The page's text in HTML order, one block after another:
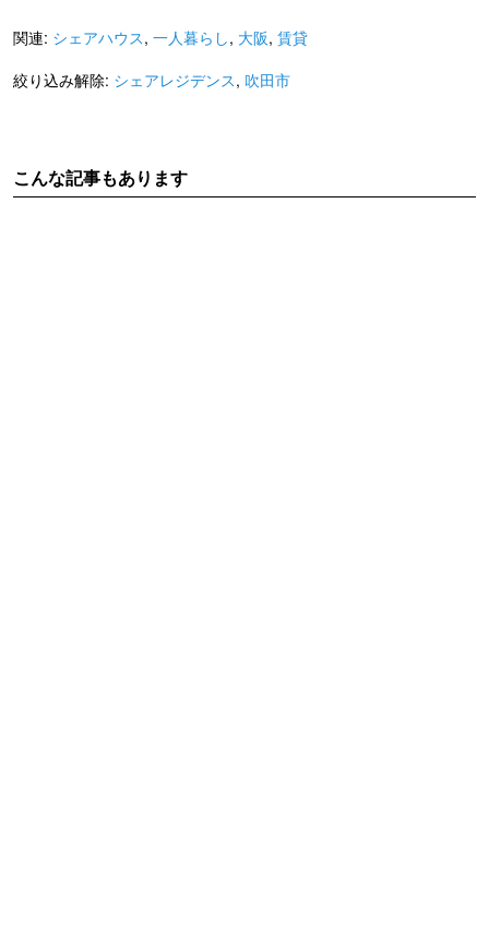
関連: シェアハウス, 一人暮らし, 大阪, 賃貸
絞り込み解除: シェアレジデンス, 吹田市
こんな記事もあります